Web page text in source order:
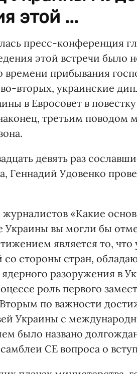
этой ...
пресс-конференция
этой встречи было
времени прибывания
вторых, украинские
в Евросовет в
третьим поводом
девять раз
Геннадий Удовенко
журналистов «Какие
вы могли бы
является то,
со стороны стран,
разоружения в
роль первого
по важности
Украины с
было названо
СЕ вопроса о